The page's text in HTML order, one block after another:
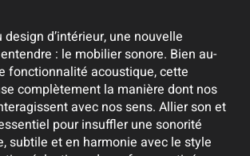
design d’intérieur, une nouvelle
: le mobilier sonore. Bien au-
fonctionnalité acoustique, cette
complètement la manière dont nos
avec nos sens. Allier son et
pour insuffler une sonorité
subtile et en harmonie avec le style